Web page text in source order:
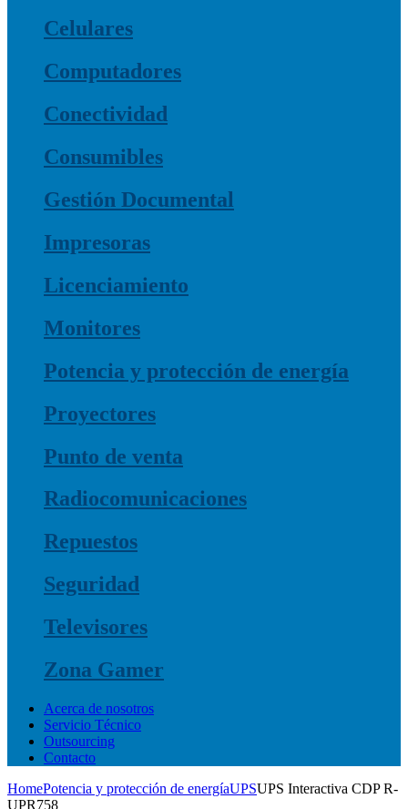
Celulares
Computadores
Conectividad
Consumibles
Gestión Documental
Impresoras
Licenciamiento
Monitores
Potencia y protección de energía
Proyectores
Punto de venta
Radiocomunicaciones
Repuestos
Seguridad
Televisores
Zona Gamer
Acerca de nosotros
Servicio Técnico
Outsourcing
Contacto
HomePotencia y protección de energíaUPSUPS Interactiva CDP R-
UPR758